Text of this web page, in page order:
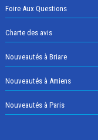
Foire Aux Questions
Charte des avis
Nouveautés à Briare
Nouveautés à Amiens
Nouveautés à Paris